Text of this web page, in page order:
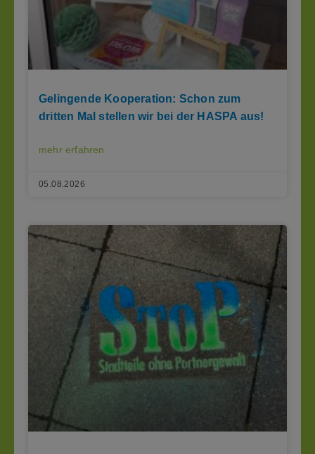
Gelingende Kooperation: Schon zum
dritten Mal stellen wir bei der HASPA aus!
mehr erfahren
05.08.2026